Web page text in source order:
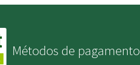
Métodos de pagamento